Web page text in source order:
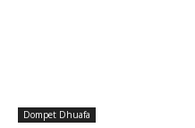
Dompet Dhuafa